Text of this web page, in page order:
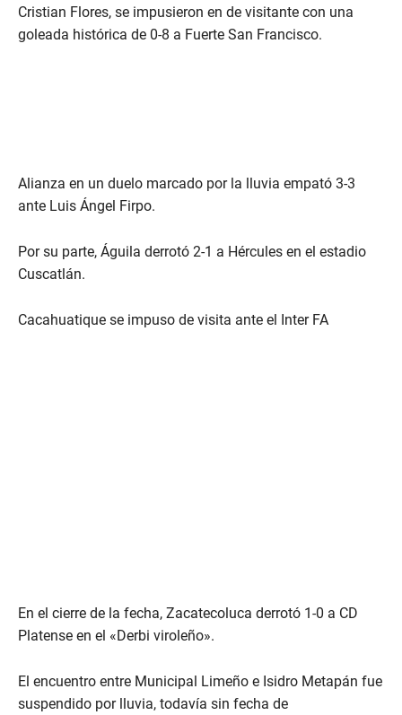
Cristian Flores, se impusieron en de visitante con una
goleada histórica de 0-8 a Fuerte San Francisco.
Alianza en un duelo marcado por la lluvia empató 3-3
ante Luis Ángel Firpo.
Por su parte, Águila derrotó 2-1 a Hércules en el estadio
Cuscatlán.
Cacahuatique se impuso de visita ante el Inter FA
En el cierre de la fecha, Zacatecoluca derrotó 1-0 a CD
Platense en el «Derbi viroleño».
El encuentro entre Municipal Limeño e Isidro Metapán fue
suspendido por lluvia, todavía sin fecha de